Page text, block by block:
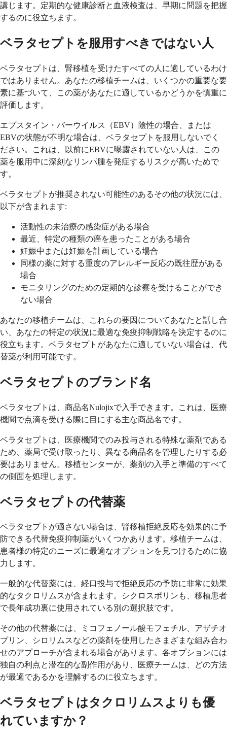
講じます。定期的な健康診断と血液検査は、早期に問題を把握
するのに役立ちます。
ベラタセプトを服用すべきではない人
ベラタセプトは、腎移植を受けたすべての人に適しているわけ
ではありません。あなたの移植チームは、いくつかの重要な要
素に基づいて、この薬があなたに適しているかどうかを慎重に
評価します。
エプスタイン・バーウイルス（EBV）陰性の場合、または
EBVの状態が不明な場合は、ベラタセプトを服用しないでく
ださい。これは、以前にEBVに曝露されていない人は、この
薬を服用中に深刻なリンパ腫を発症するリスクが高いためで
す。
ベラタセプトが推奨されない可能性のあるその他の状況には、
以下が含まれます:
活動性の未治療の感染症がある場合
最近、特定の種類の癌を患ったことがある場合
妊娠中または妊娠を計画している場合
同様の薬に対する重度のアレルギー反応の既往歴がある
場合
モニタリングのための定期的な診察を受けることができ
ない場合
あなたの移植チームは、これらの要因についてあなたと話し合
い、あなたの特定の状況に最適な免疫抑制戦略を決定するのに
役立ちます。ベラタセプトがあなたに適していない場合は、代
替薬が利用可能です。
ベラタセプトのブランド名
ベラタセプトは、商品名Nulojixで入手できます。これは、医療
機関で点滴を受ける際に目にする主な商品名です。
ベラタセプトは、医療機関でのみ投与される特殊な薬剤である
ため、薬局で受け取ったり、異なる商品名を管理したりする必
要はありません。移植センターが、薬剤の入手と準備のすべて
の側面を処理します。
ベラタセプトの代替薬
ベラタセプトが適さない場合は、腎移植拒絶反応を効果的に予
防できる代替免疫抑制薬がいくつかあります。移植チームは、
患者様の特定のニーズに最適なオプションを見つけるために協
力します。
一般的な代替薬には、経口投与で拒絶反応の予防に非常に効果
的なタクロリムスが含まれます。シクロスポリンも、移植患者
で長年成功裏に使用されている別の選択肢です。
その他の代替薬には、ミコフェノール酸モフェチル、アザチオ
プリン、シロリムスなどの薬剤を使用したさまざまな組み合わ
せのアプローチが含まれる場合があります。各オプションには
独自の利点と潜在的な副作用があり、医療チームは、どの方法
が最適であるかを理解するのに役立ちます。
ベラタセプトはタクロリムスよりも優
れていますか？